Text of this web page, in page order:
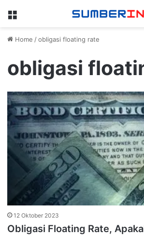
Menu
Home /obligasi floating rate
obligasi
12 Oktober 2023
Obligasi Floating Rate,